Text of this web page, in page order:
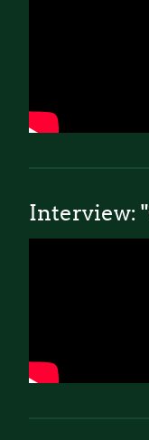
Interview: